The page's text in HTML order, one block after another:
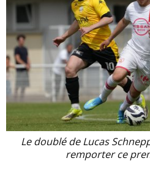
Le doublé de Lucas Schnepp n’aura pas suffit pour
remporter ce